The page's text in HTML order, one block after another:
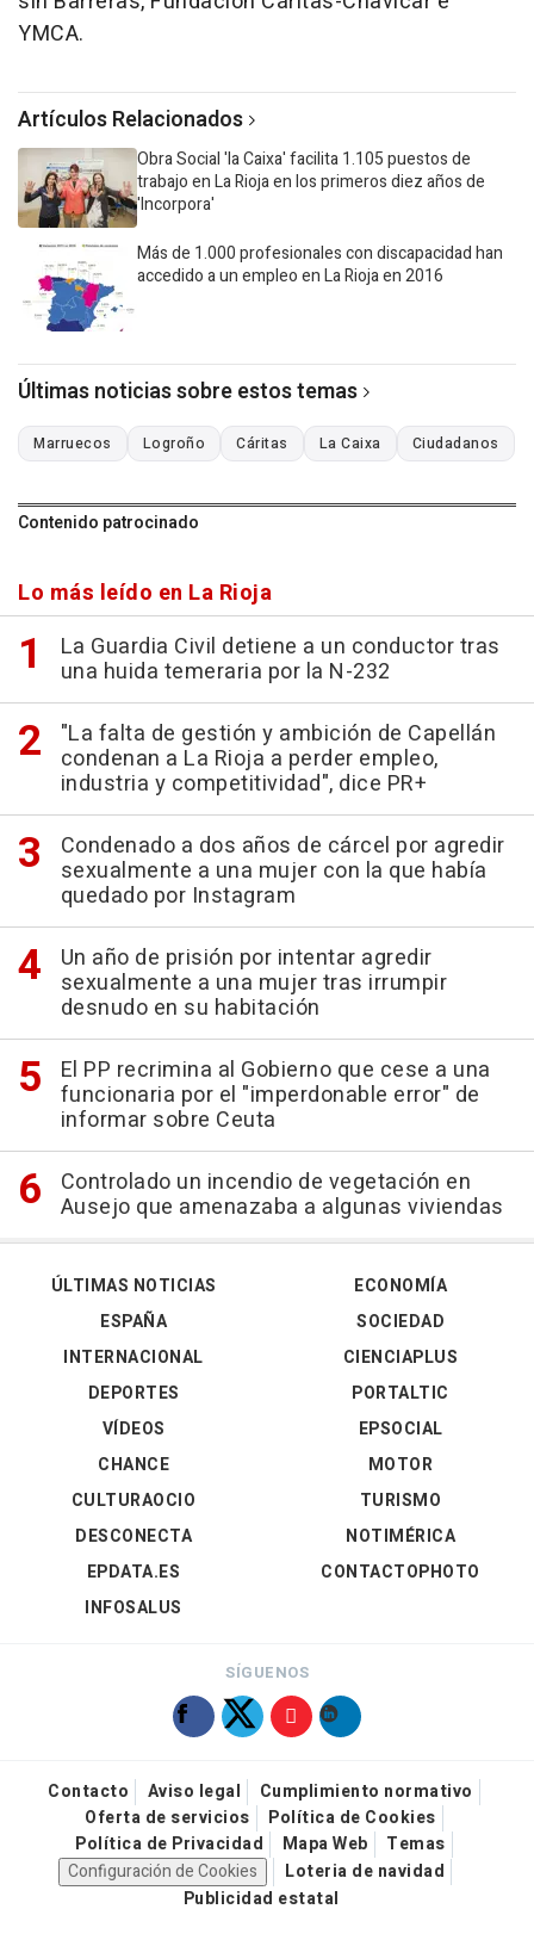
YMCA.
Artículos Relacionados
Obra Social 'la Caixa' facilita 1.105 puestos de
trabajo en La Rioja en los primeros diez años de
'Incorpora'
Más de 1.000 profesionales con discapacidad han
accedido a un empleo en La Rioja en 2016
Últimas noticias sobre estos temas
Marruecos Logroño Cáritas La Caixa Ciudadanos
Contenido patrocinado
Lo más leído en La Rioja
La Guardia Civil detiene a un conductor tras
una huida temeraria por la N-232
"La falta de gestión y ambición de Capellán
condenan a La Rioja a perder empleo,
industria y competitividad", dice PR+
Condenado a dos años de cárcel por agredir
sexualmente a una mujer con la que había
quedado por Instagram
Un año de prisión por intentar agredir
sexualmente a una mujer tras irrumpir
desnudo en su habitación
El PP recrimina al Gobierno que cese a una
funcionaria por el "imperdonable error" de
informar sobre Ceuta
Controlado un incendio de vegetación en
Ausejo que amenazaba a algunas viviendas
ÚLTIMAS NOTICIAS
ESPAÑA
INTERNACIONAL
DEPORTES
VÍDEOS
ECONOMÍA
SOCIEDAD
CIENCIAPLUS
PORTALTIC
EPSOCIAL
CHANCE
CULTURAOCIO
DESCONECTA
EPDATA.ES
INFOSALUS
MOTOR
TURISMO
NOTIMÉRICA
CONTACTOPHOTO
SÍGUENOS
Contacto Aviso legal
Cumplimiento normativo
Oferta de servicios
Política de Cookies
Política de Privacidad
Mapa Web
Temas
Configuración de Cookies
Loteria de navidad
Publicidad estatal